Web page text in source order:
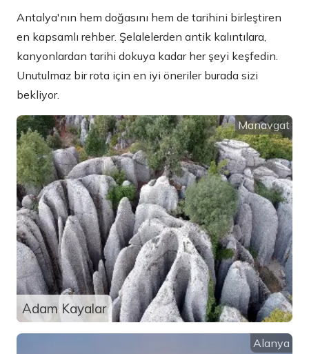
Antalya'nın hem doğasını hem de tarihini birleştiren
en kapsamlı rehber. Şelalelerden antik kalıntılara,
kanyonlardan tarihi dokuya kadar her şeyi keşfedin.
Unutulmaz bir rota için en iyi öneriler burada sizi
bekliyor.
Adam Kayalar
Manavgat
Alanya